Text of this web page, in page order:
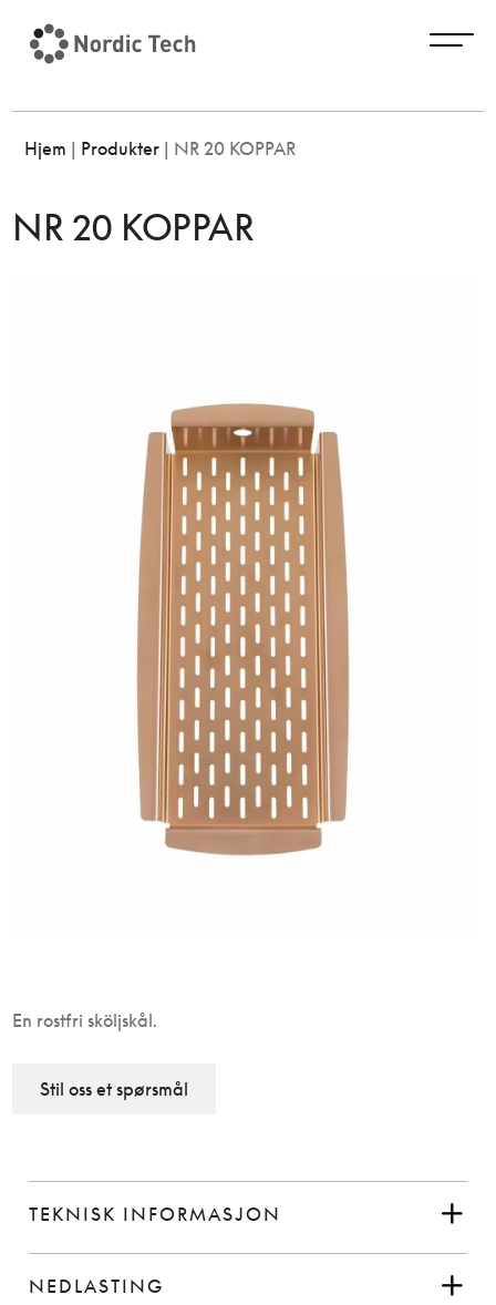
Hjem | Produkter| NR 20 KOPPAR
NR 20 KOPPAR
En rostfri sköljskål.
Stil oss et spørsmål
TEKNISK INFORMASJON
NEDLASTING